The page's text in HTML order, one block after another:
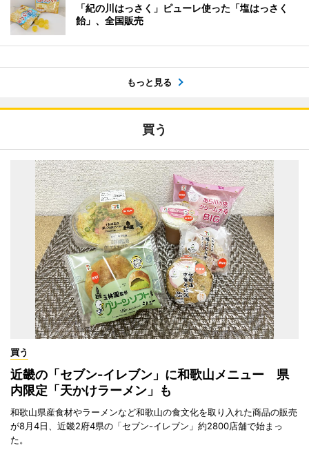
「紀の川はっさく」ピューレ使った「塩はっさく
飴」、全国販売
もっと見る
買う
買う
近畿の「セブン-イレブン」に和歌山メニュー 県
内限定「天かけラーメン」も
和歌山県産食材やラーメンなど和歌山の食文化を取り入れた商品の販売
が8月4日、近畿2府4県の「セブン-イレブン」約2800店舗で始まっ
た。